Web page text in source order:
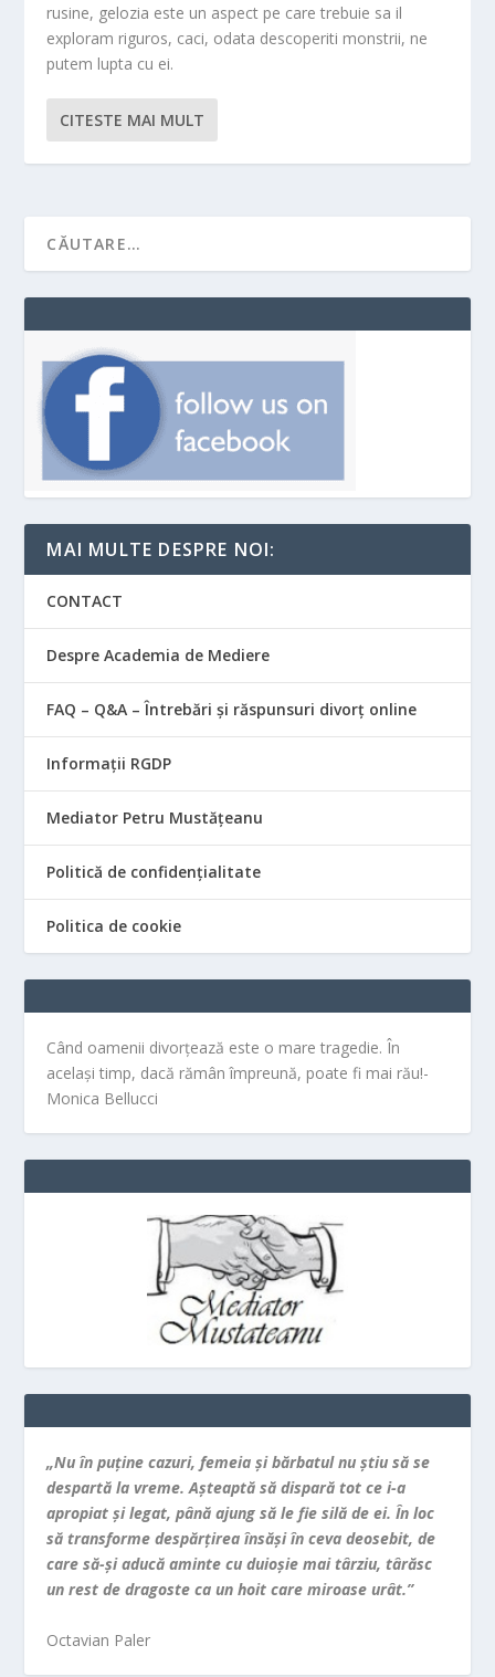
rusine, gelozia este un aspect pe care trebuie sa il
exploram riguros, caci, odata descoperiti monstrii, ne
putem lupta cu ei.
CITESTE MAI MULT
MAI MULTE DESPRE NOI:
CONTACT
Despre Academia de Mediere
FAQ – Q&A – Întrebări și răspunsuri divorț online
Informații RGDP
Mediator Petru Mustățeanu
Politică de confidențialitate
Politica de cookie
Când oamenii divorțează este o mare tragedie. În
același timp, dacă rămân împreună, poate fi mai rău!-
Monica Bellucci
„Nu în puţine cazuri, femeia şi bărbatul nu ştiu să se
despartă la vreme. Aşteaptă să dispară tot ce i-a
apropiat şi legat, până ajung să le fie silă de ei. În loc
să transforme despărţirea însăşi în ceva deosebit, de
care să-şi aducă aminte cu duioşie mai târziu, târăsc
un rest de dragoste ca un hoit care miroase urât.”
Octavian Paler